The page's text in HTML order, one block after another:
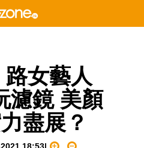
路女藝人
濾鏡 美顏
盡展？
18:53|